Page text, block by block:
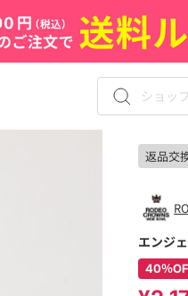
返品交
エンジ
40％